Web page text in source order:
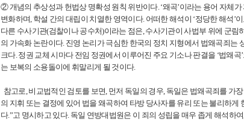
② 개념의 추상성과 헌법상 명확성 원칙 위반이다. ‘왜곡’이라는 용어 자체
변화하며, 학설 간의 대립이 치열한 영역이다. 어떠한 해석이 ‘정당한 해석’
다른 수사기관(검찰이나 공수처)이라는 점은, 수사기관이 사법부 위에 군
의 가속화 논란이다. 진영 논리가 극심한 한국의 정치 지형에서 법왜곡죄는
크다. 정권 교체 시마다 전임 정권에서 이루어진 주요 기소나 판결을 ‘법왜
는 보복의 소용돌이에 휘말리게 될 것이다.
참고로, 비교법적인 검토를 보면, 먼저 독일의 경우, 독일은 법왜곡죄를 가
의 지휘 또는 결정에 있어 법을 왜곡하여 타방 당사자를 유리 또는 불리하게
다.”고 명시하고 있다. 독일 연방대법원은 이 죄의 성립을 매우 좁게 해석하